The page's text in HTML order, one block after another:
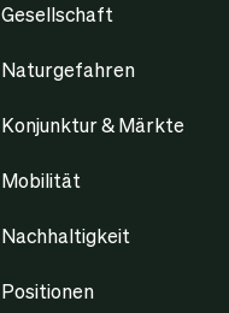
Gesellschaft
Naturgefahren
Konjunktur & Märkte
Mobilität
Nachhaltigkeit
Positionen